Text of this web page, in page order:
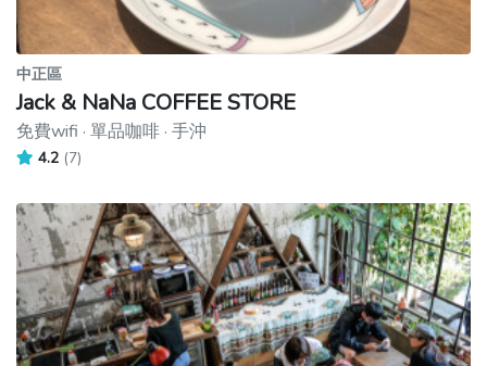
中正區
Jack & NaNa COFFEE STORE
免費wifi · 單品咖啡 · 手沖
4.2 (7)